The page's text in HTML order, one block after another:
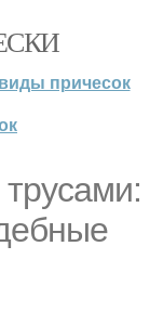
виды причесок